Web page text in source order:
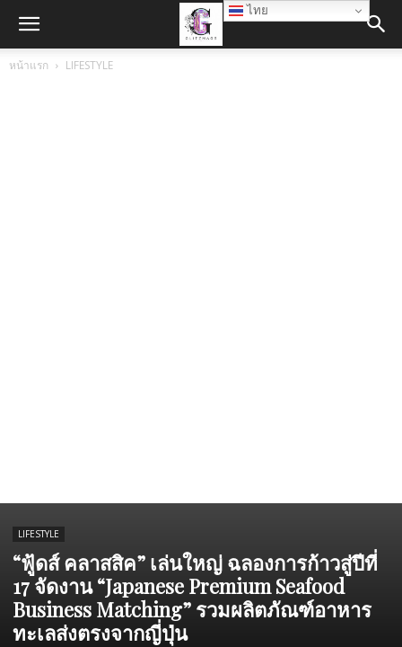
หน้าแรก LIFESTYLE
LIFESTYLE
“ฟู้ดส์ คลาสสิค” เล่นใหญ่ ฉลองการก้าวสู่ปีที่
17 จัดงาน “Japanese Premium Seafood
Business Matching” รวมผลิตภัณฑ์อาหาร
ทะเลส่งตรงจากญี่ปุ่น
ไทย